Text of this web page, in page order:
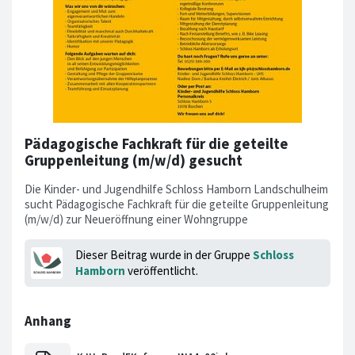
Pädagogische Fachkraft für die geteilte
Gruppenleitung (m/w/d) gesucht
Die Kinder- und Jugendhilfe Schloss Hamborn Landschulheim
sucht Pädagogische Fachkraft für die geteilte Gruppenleitung
(m/w/d) zur Neueröffnung einer Wohngruppe
Dieser Beitrag wurde in der Gruppe Schloss
Hamborn veröffentlicht.